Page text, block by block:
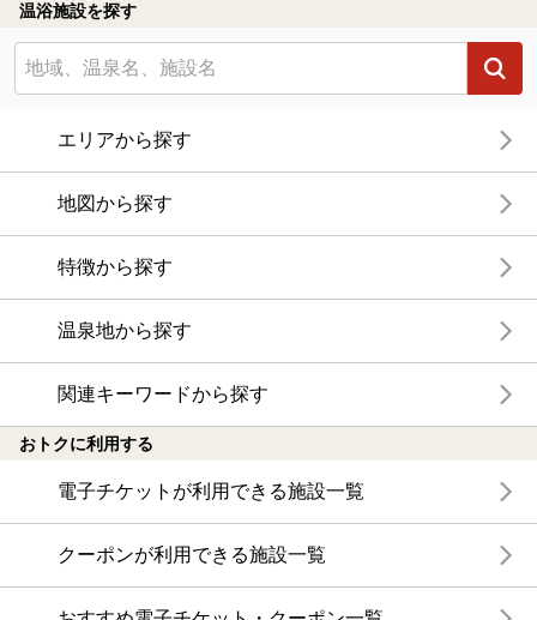
温浴施設を探す
エリアから探す
地図から探す
特徴から探す
温泉地から探す
関連キーワードから探す
おトクに利用する
電子チケットが利用できる施設一覧
クーポンが利用できる施設一覧